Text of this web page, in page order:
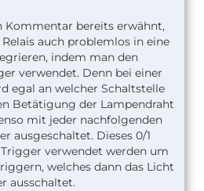
Kommentar bereits erwähnt,
auch problemlos in eine
indem man den
verwendet. Denn bei einer
egal an welcher Schaltstelle
Betätigung der Lampendraht
mit jeder nachfolgenden
ausgeschaltet. Dieses 0/1
verwendet werden um
welches dann das Licht
ausschaltet.